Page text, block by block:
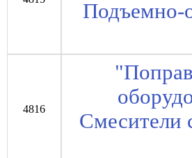
Подъемно-
4816
Смесители